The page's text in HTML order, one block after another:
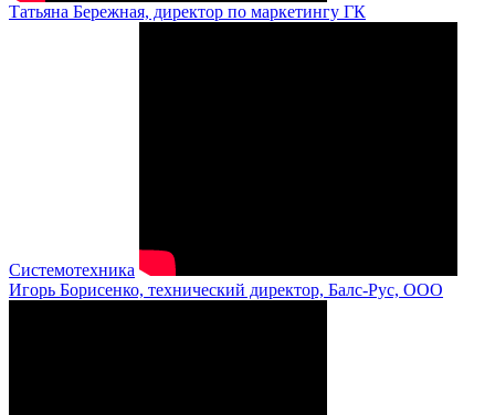
Татьяна Бережная, директор по маркетингу ГК
Системотехника
Игорь Борисенко, технический директор, Балс-Рус, ООО